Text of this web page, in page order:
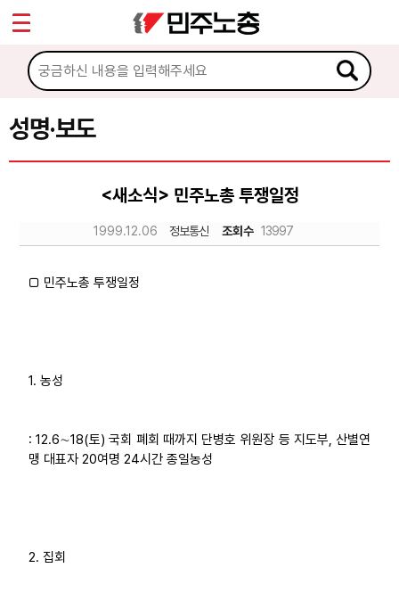
성명·보도
<새소식> 민주노총 투쟁일정
1999.12.06 정보통신 조회수 13997
□ 민주노총 투쟁일정
1. 농성
: 12.6∼18(토) 국회 폐회 때까지 단병호 위원장 등 지도부, 산별연
맹 대표자 20여명 24시간 종일농성
2. 집회
마이페이지
소개
소식
공지사항
노동상담
부설기관
업무
Sketchbook5, 스케치북5
Sketchbook5, 스케치북5